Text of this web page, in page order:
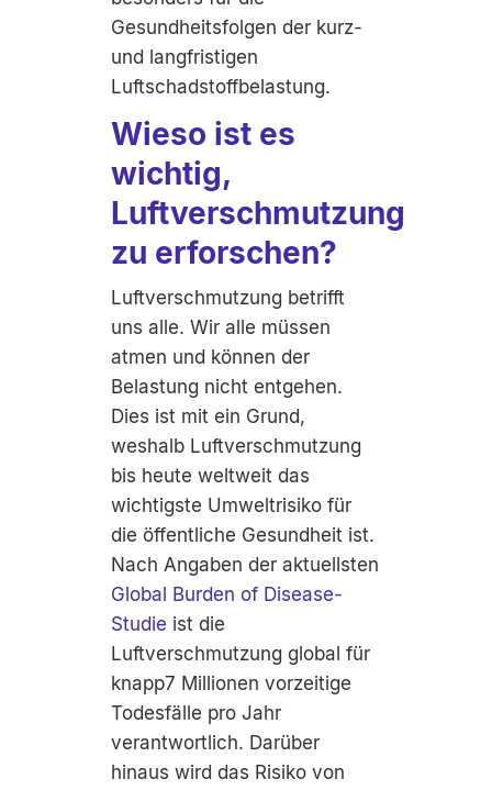
Gesundheitsfolgen der kurz-
und langfristigen
Luftschadstoffbelastung.
Wieso ist es
wichtig,
Luftverschmutzung
zu erforschen?
Luftverschmutzung betrifft
uns alle. Wir alle müssen
atmen und können der
Belastung nicht entgehen.
Dies ist mit ein Grund,
weshalb Luftverschmutzung
bis heute weltweit das
wichtigste Umweltrisiko für
die öffentliche Gesundheit ist.
Nach Angaben der aktuellsten
Global Burden of Disease-
Studie ist die
Luftverschmutzung global für
knapp7 Millionen vorzeitige
Todesfälle pro Jahr
verantwortlich. Darüber
hinaus wird das Risiko von